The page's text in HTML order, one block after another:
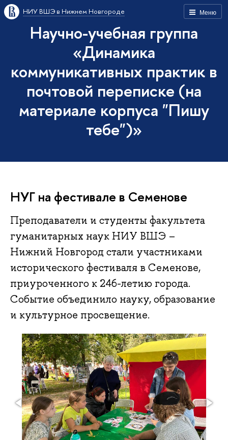
Меню
НИУ ВШЭ в Нижнем Новгороде
Научно-учебная группа
«Динамика
коммуникативных практик в
почтовой переписке (на
материале корпуса "Пишу
тебе")»
НУГ на фестивале в Семенове
Преподаватели и студенты факультета
гуманитарных наук НИУ ВШЭ –
Нижний Новгород стали участниками
исторического фестиваля в Семенове,
приуроченного к 246-летию города.
Событие объединило науку, образование
и культурное просвещение.